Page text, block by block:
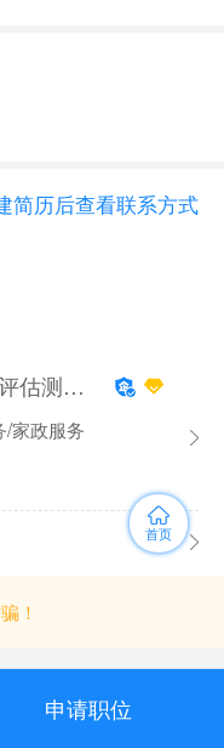
简历后查看联系方式
江苏宏宇土地房地产评估测绘造价咨询公司
家政服务
！
申请职位
首页